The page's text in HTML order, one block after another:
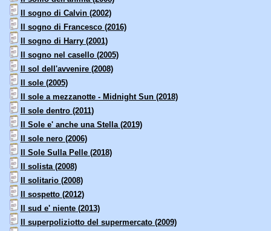
Il sogno di Calvin (2002)
Il sogno di Francesco (2016)
Il sogno di Harry (2001)
Il sogno nel casello (2005)
Il sol dell'avvenire (2008)
Il sole (2005)
Il sole a mezzanotte - Midnight Sun (2018)
Il sole dentro (2011)
Il Sole e' anche una Stella (2019)
Il sole nero (2006)
Il Sole Sulla Pelle (2018)
Il solista (2008)
Il solitario (2008)
Il sospetto (2012)
Il sud e' niente (2013)
Il superpoliziotto del supermercato (2009)